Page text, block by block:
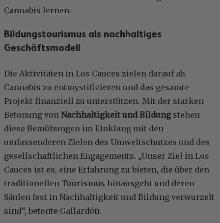
Cannabis lernen.
Bildungstourismus als nachhaltiges
Geschäftsmodell
Die Aktivitäten in Los Cauces zielen darauf ab,
Cannabis zu entmystifizieren und das gesamte
Projekt finanziell zu unterstützen. Mit der starken
Betonung von Nachhaltigkeit und Bildungstehen
diese Bemühungen im Einklang mit den
umfassenderen Zielen des Umweltschutzes und des
gesellschaftlichen Engagements. „Unser Ziel in Los
Cauces ist es, eine Erfahrung zu bieten, die über den
traditionellen Tourismus hinausgeht und deren
Säulen fest in Nachhaltigkeit und Bildung verwurzelt
sind“, betonte Gallardón.